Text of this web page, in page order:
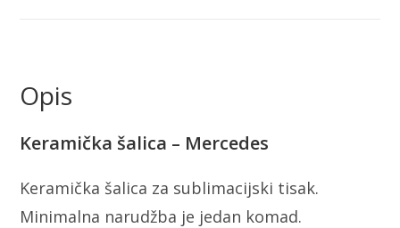
Opis
Keramička šalica – Mercedes
Keramička šalica za sublimacijski tisak.
Minimalna narudžba je jedan komad.